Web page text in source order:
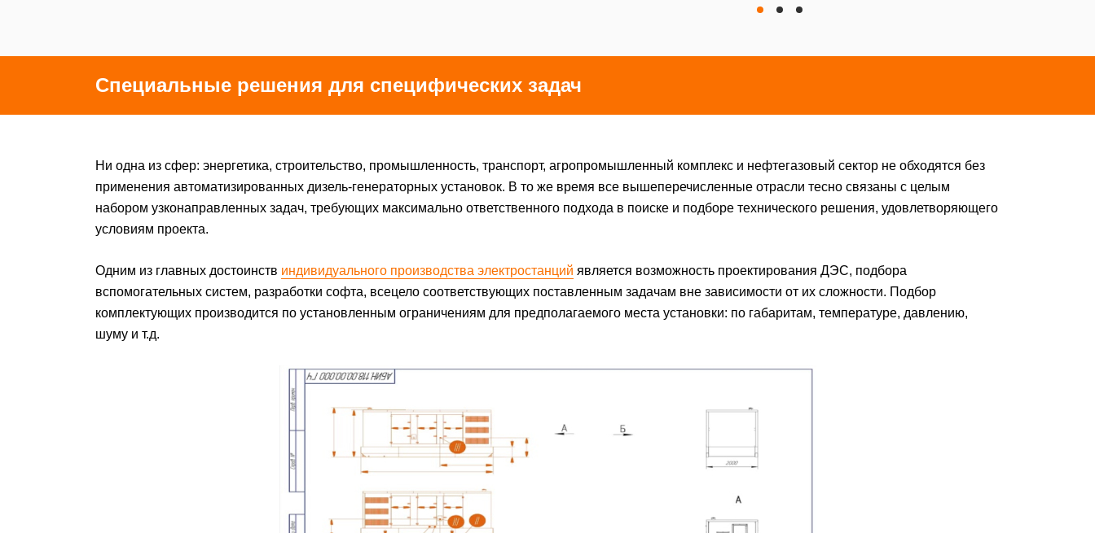
Специальные решения для специфических задач
Ни одна из сфер: энергетика, строительство, промышленность, транспорт, агропромышленный комплекс и нефтегазовый сектор не обходятся без
применения автоматизированных дизель-генераторных установок. В то же время все вышеперечисленные отрасли тесно связаны с целым
набором узконаправленных задач, требующих максимально ответственного подхода в поиске и подборе технического решения, удовлетворяющего
условиям проекта.
Одним из главных достоинств индивидуального производства электростанций является возможность проектирования ДЭС, подбора
вспомогательных систем, разработки софта, всецело соответствующих поставленным задачам вне зависимости от их сложности. Подбор
комплектующих производится по установленным ограничениям для предполагаемого места установки: по габаритам, температуре, давлению,
шуму и т.д.